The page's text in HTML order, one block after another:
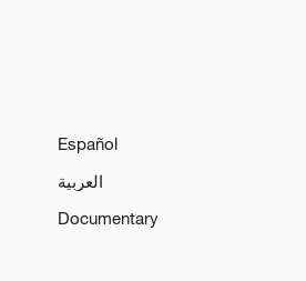
Español
العربية
Documentary